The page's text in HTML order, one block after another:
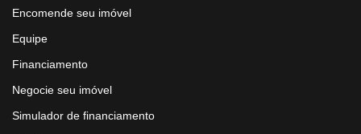
Encomende seu imóvel
Equipe
Financiamento
Negocie seu imóvel
Simulador de financiamento